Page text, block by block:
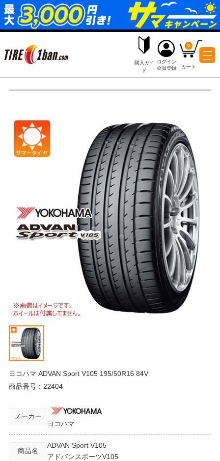
購入ガイ
ド
ログイン
ヨコハマ ADVAN Sport V105 195/50R16 84V
商品番号： 22404
メーカー
ヨコハマ
商品名
ADVAN Sport V105
アドバンスポーツV105